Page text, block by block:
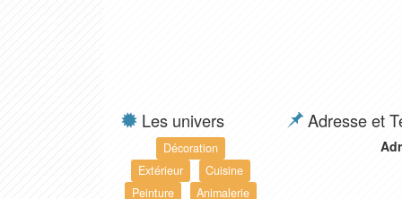
Les univers
Décoration
Extérieur
Cuisine
Peinture
Animalerie
Adresse et